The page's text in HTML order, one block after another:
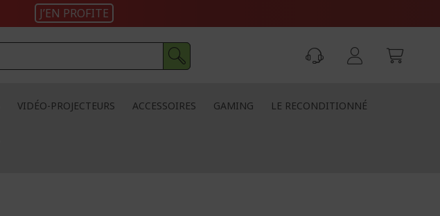
J’EN PROFITE
VIDÉO-PROJECTEURS ACCESSOIRES GAMING LE RECONDITIONNÉ